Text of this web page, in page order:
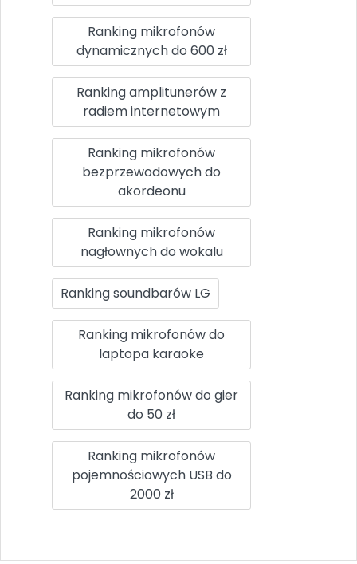
Ranking mikrofonów
dynamicznych do 600 zł
Ranking amplitunerów z
radiem internetowym
Ranking mikrofonów
bezprzewodowych do
akordeonu
Ranking mikrofonów
nagłownych do wokalu
Ranking soundbarów LG
Ranking mikrofonów do
laptopa karaoke
Ranking mikrofonów do gier
do 50 zł
Ranking mikrofonów
pojemnościowych USB do
2000 zł